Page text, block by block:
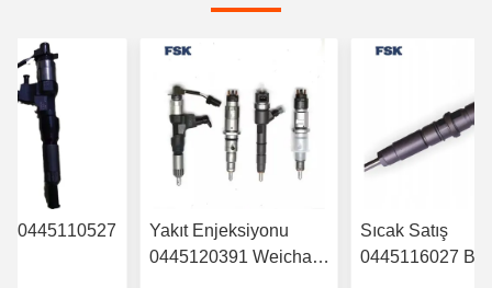
0445110527
Yakıt Enjeksiyonu
0445120391 Weichai
Sıcak Satış
0445116027